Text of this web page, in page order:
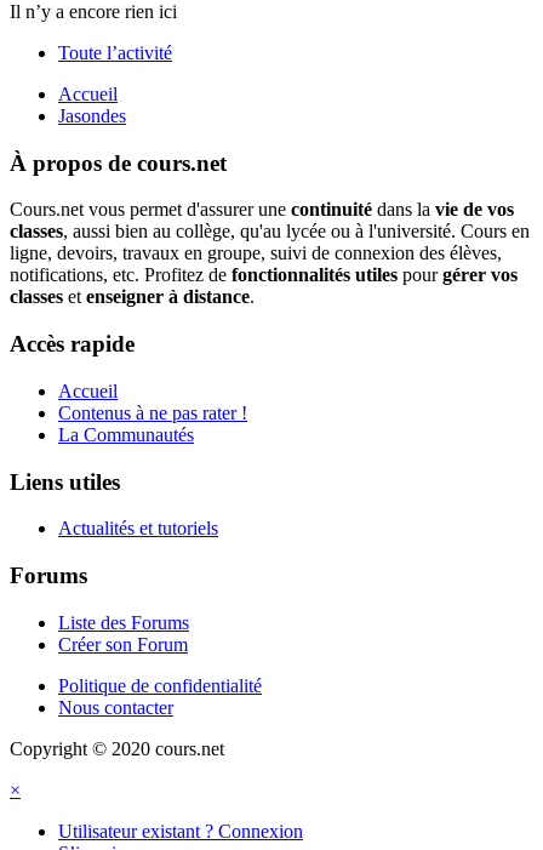
Il n’y a encore rien ici
Toute l’activité
Accueil
Jasondes
À propos de cours.net
Cours.net vous permet d'assurer une continuité dans la vie de vos
classes, aussi bien au collège, qu'au lycée ou à l'université. Cours en
ligne, devoirs, travaux en groupe, suivi de connexion des élèves,
notifications, etc. Profitez de fonctionnalités utiles pourgérer vos
classes etenseigner à distance.
Accès rapide
Accueil
Contenus à ne pas rater !
La Communautés
Liens utiles
Actualités et tutoriels
Forums
Liste des Forums
Créer son Forum
Politique de confidentialité
Nous contacter
Copyright © 2020 cours.net
×
Utilisateur existant ? Connexion